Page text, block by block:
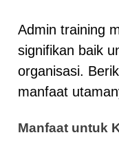
Admin training
signifikan baik
organisasi.
manfaat
Manfaat untuk